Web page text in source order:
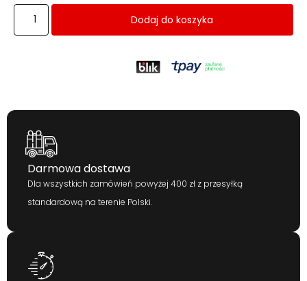
Dodaj do koszyka
Darmowa dostawa
Dla wszystkich zamówień powyżej 400 zł z przesyłką
standardową na terenie Polski.